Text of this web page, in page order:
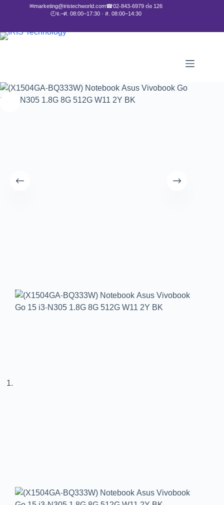
✉marketing@iristechworld.com☎02-843-6979 ต่อ 126
🕘จ.–ศ. 08:00–17:30 · ส. 08:00–14:30